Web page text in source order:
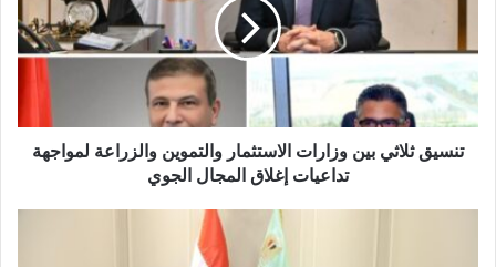
تنسيق ثلاثي بين وزارات الاستثمار والتموين والزراعة لمواجهة
تداعيات إغلاق المجال الجوي